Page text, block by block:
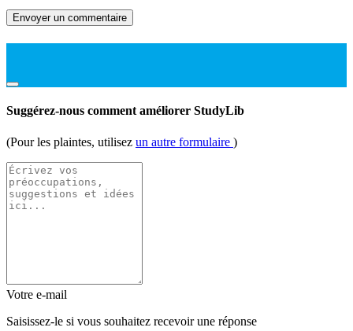
Envoyer un commentaire
Suggérez-nous comment améliorer StudyLib
(Pour les plaintes, utilisez un autre formulaire )
Votre e-mail
Saisissez-le si vous souhaitez recevoir une réponse